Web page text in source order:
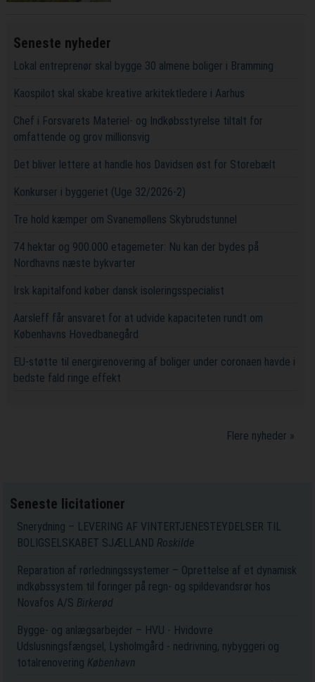
Seneste nyheder
Lokal entreprenør skal bygge 30 almene boliger i Bramming
Kaospilot skal skabe kreative arkitektledere i Aarhus
Chef i Forsvarets Materiel- og Indkøbsstyrelse tiltalt for
omfattende og grov millionsvig
Det bliver lettere at handle hos Davidsen øst for Storebælt
Konkurser i byggeriet (Uge 32/2026-2)
Tre hold kæmper om Svanemøllens Skybrudstunnel
74 hektar og 900.000 etagemeter: Nu kan der bydes på
Nordhavns næste bykvarter
Irsk kapitalfond køber dansk isoleringsspecialist
Aarsleff får ansvaret for at udvide kapaciteten rundt om
Københavns Hovedbanegård
EU-støtte til energirenovering af boliger under coronaen havde i
bedste fald ringe effekt
Flere nyheder »
Seneste licitationer
Snerydning – LEVERING AF VINTERTJENESTEYDELSER TIL
BOLIGSELSKABET SJÆLLAND Roskilde
Reparation af rørledningssystemer – Oprettelse af et dynamisk
indkøbssystem til foringer på regn- og spildevandsrør hos
Novafos A/S Birkerød
Bygge- og anlægsarbejder – HVU - Hvidovre
Udslusningsfængsel, Lysholmgård - nedrivning, nybyggeri og
totalrenovering København